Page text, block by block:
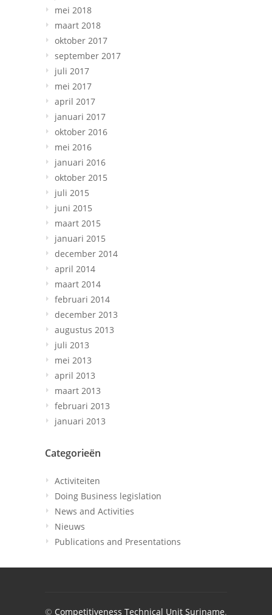
mei 2018
maart 2018
oktober 2017
september 2017
juli 2017
mei 2017
april 2017
januari 2017
oktober 2016
mei 2016
januari 2016
oktober 2015
juli 2015
juni 2015
maart 2015
januari 2015
december 2014
april 2014
maart 2014
februari 2014
december 2013
augustus 2013
juli 2013
mei 2013
april 2013
maart 2013
februari 2013
januari 2013
Categorieën
Activiteiten
Doing Business legislation
News and Activities
Nieuws
Publications and Presentations
© Competitiveness Technical Unit Suriname.